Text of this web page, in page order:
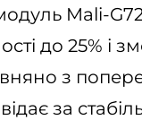
Mali-
до 25%
з
за